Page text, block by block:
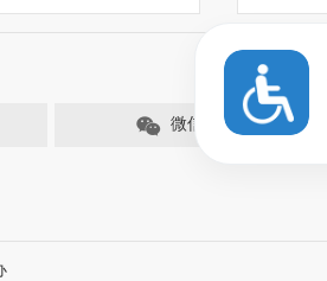
微信公众号